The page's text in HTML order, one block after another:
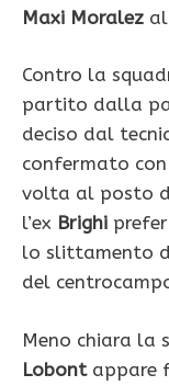
Maxi Moralez
Contro la
partito dalla
deciso dal
confermato con
volta al posto
l’ex Brighi
lo slittamento
del
Meno chiara la
Lobontappare